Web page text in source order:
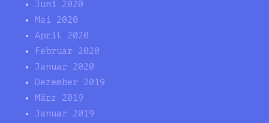
Juni 2020
Mai 2020
April 2020
Februar 2020
Januar 2020
Dezember 2019
März 2019
Januar 2019